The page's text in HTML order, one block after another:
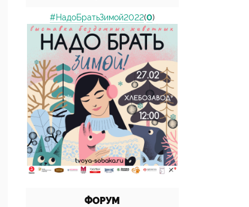
#НадоБратьЗимой2022(0)
ФОРУМ